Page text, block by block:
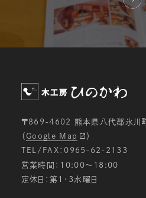
〒869-4602 熊本県八代郡氷川
（ Google Map
）
TEL/FAX：0965-62-2133
営業時間：10:00〜18:00
定休日：第1・3水曜日